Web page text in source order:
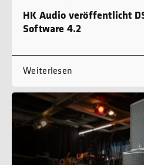
HK Audio veröffentlicht
Software 4.2
Weiterlesen